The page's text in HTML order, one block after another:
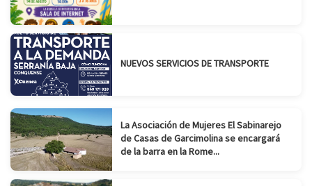
NUEVOS SERVICIOS DE TRANSPORTE
La Asociación de Mujeres El Sabinarejo
de Casas de Garcimolina se encargará
de la barra en la Rome...